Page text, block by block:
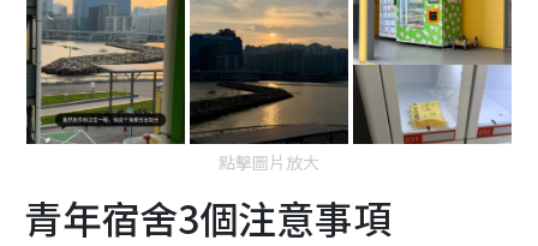
點擊圖片放大
青年宿舍3個注意事項